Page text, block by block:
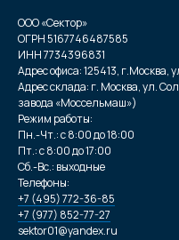
ООО «Сектор»
ОГРН 5167746487585
ИНН 7734396831
Адрес офиса: 125413, г.Москва,
Адрес склада: г. Москва, ул.
завода «Моссельмаш»)
Режим работы:
Пн.-Чт.: с 8:00 до 18:00
Пт.: с 8:00 до 17:00
Сб.-Вс.: выходные
Телефоны:
+7 (495) 772-36-85
+7 (977) 852-77-27
sektor01@yandex.ru